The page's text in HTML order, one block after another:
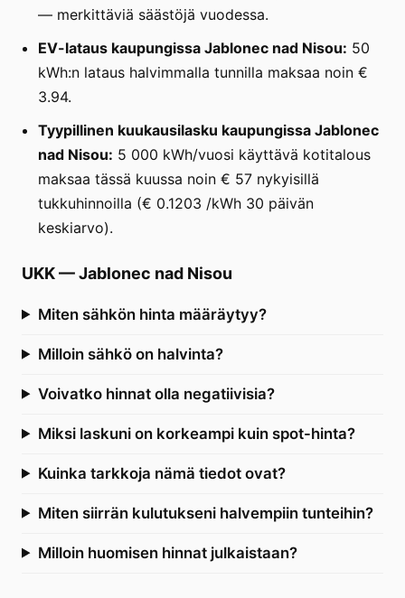
— merkittäviä säästöjä vuodessa.
EV-lataus kaupungissa Jablonec nad Nisou: 50
kWh:n lataus halvimmalla tunnilla maksaa noin €
3.94.
Tyypillinen kuukausilasku kaupungissa Jablonec
nad Nisou: 5 000 kWh/vuosi käyttävä kotitalous
maksaa tässä kuussa noin € 57 nykyisillä
tukkuhinnoilla (€ 0.1203 /kWh 30 päivän
keskiarvo).
UKK—Jablonec nad Nisou
Miten sähkön hinta määräytyy?
Milloin sähkö on halvinta?
Voivatko hinnat olla negatiivisia?
Miksi laskuni on korkeampi kuin spot-hinta?
Kuinka tarkkoja nämä tiedot ovat?
Miten siirrän kulutukseni halvempiin tunteihin?
Milloin huomisen hinnat julkaistaan?